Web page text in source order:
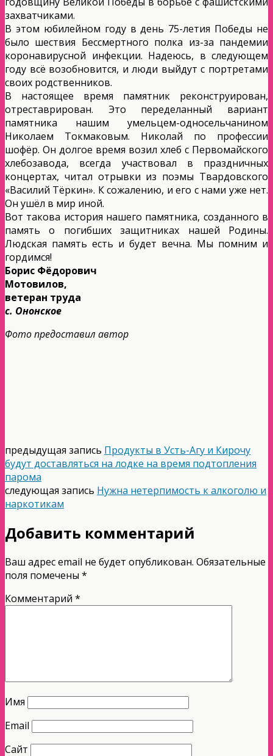
захватчиками.
В этом юбилейном году в день 75-летия Победы не
было шествия Бессмертного полка из-за пандемии
коронавирусной инфекции. Надеюсь, в следующем
году всё возобновится, и люди выйдут с портретами
своих родственников.
В настоящее время памятник реконструирован,
отреставрирован. Это переделанный вариант
памятника нашим умельцем-односельчанином
Николаем Токмаковым. Николай по профессии
шофёр. Он долгое время возил хлеб с Первомайского
хлебозавода, всегда участвовал в праздничных
концертах, читал отрывки из поэмы Твардовского
«Василий Тёркин». К сожалению, и его с нами уже нет.
Он ушёл в мир иной.
Вот такова история нашего памятника, созданного в
память о погибших защитниках нашей Родины.
Людская память есть и будет вечна. Мы помним и
гордимся!
Борис Фёдорович
Мотовилов,
ветеран труда
с. Ононское
Фото предоставил автор
предыдущая запись Продукты в Усть-Агу и Кирочу
будут доставляться на лодке на время подтопления
парома
следующая запись Нужна нетерпимость к алкоголю и
наркотикам
Добавить комментарий
Ваш адрес email не будет опубликован. Обязательные
поля помечены *
Комментарий *
Имя
Email
Сайт